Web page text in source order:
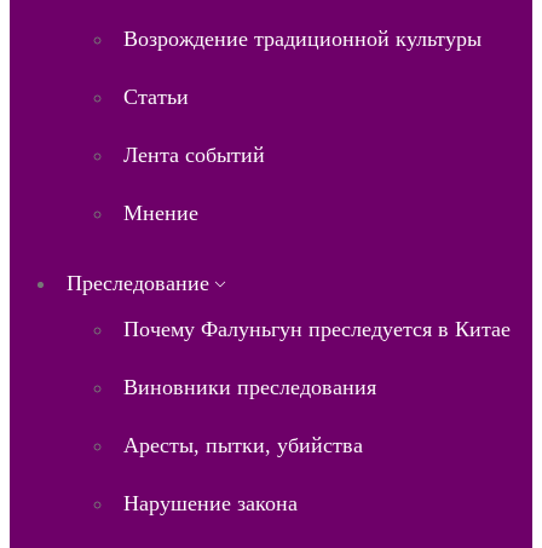
Возрождение традиционной культуры
Статьи
Лента событий
Мнение
Преследование
Почему Фалуньгун преследуется в Китае
Виновники преследования
Аресты, пытки, убийства
Нарушение закона